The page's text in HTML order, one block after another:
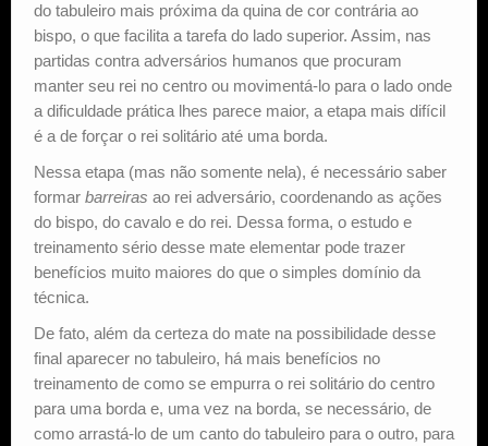
do tabuleiro mais próxima da quina de cor contrária ao
bispo, o que facilita a tarefa do lado superior. Assim, nas
partidas contra adversários humanos que procuram
manter seu rei no centro ou movimentá-lo para o lado onde
a dificuldade prática lhes parece maior, a etapa mais difícil
é a de forçar o rei solitário até uma borda.
Nessa etapa (mas não somente nela), é necessário saber
formar barreiras ao rei adversário, coordenando as ações
do bispo, do cavalo e do rei. Dessa forma, o estudo e
treinamento sério desse mate elementar pode trazer
benefícios muito maiores do que o simples domínio da
técnica.
De fato, além da certeza do mate na possibilidade desse
final aparecer no tabuleiro, há mais benefícios no
treinamento de como se empurra o rei solitário do centro
para uma borda e, uma vez na borda, se necessário, de
como arrastá-lo de um canto do tabuleiro para o outro, para